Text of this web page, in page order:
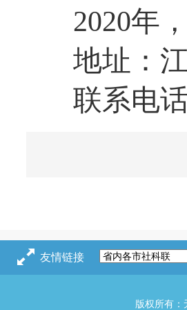
2020年
地址：
联系电
友情链接
版权所有